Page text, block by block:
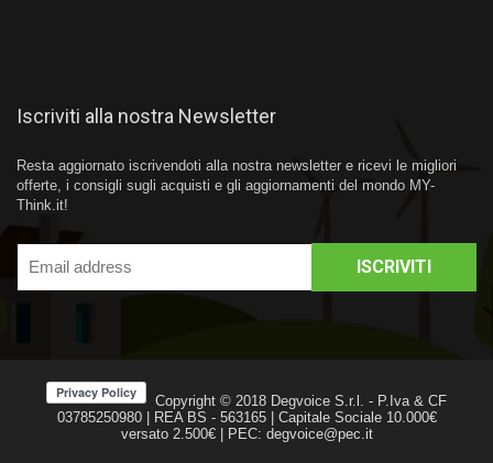
Iscriviti alla nostra Newsletter
Resta aggiornato iscrivendoti alla nostra newsletter e ricevi le migliori
offerte, i consigli sugli acquisti e gli aggiornamenti del mondo MY-
Think.it!
Copyright © 2018 Degvoice S.r.l. - P.Iva & CF
03785250980 | REA BS - 563165 | Capitale Sociale 10.000€
versato 2.500€ | PEC: degvoice@pec.it